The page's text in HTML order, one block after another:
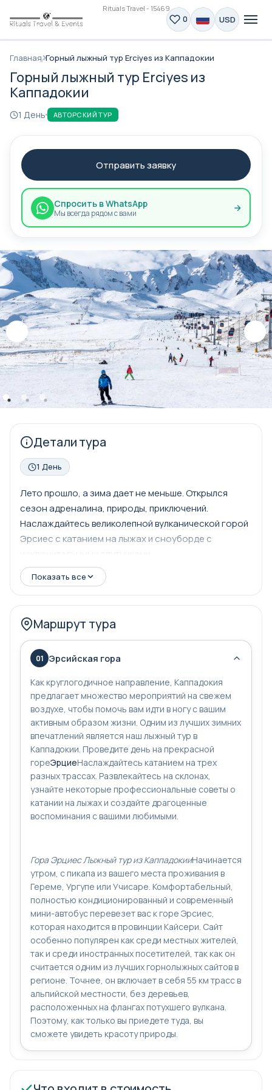
Rituals Travel - 15469
0 USD
Главная Горный лыжный тур Erciyes из Каппадокии
Горный лыжный тур Erciyes из
Каппадокии
1 День АВТОРСКИЙ ТУР
Детали тура
1 День
Лето прошло, а зима дает не меньше. Открылся
сезон адреналина, природы, приключений.
Наслаждайтесь великолепной вулканической горой
Эрсиес с катанием на лыжах и сноуборде с
воздухом.
Мы пообедаем с великолепным видом на горы.
Показать все
Маршрут тура
01 Эрсийская гора
Как круглогодичное направление, Каппадокия
предлагает множество мероприятий на свежем
воздухе, чтобы помочь вам идти в ногу с вашим
активным образом жизни. Одним из лучших зимних
впечатлений является наш лыжный тур в
Каппадокии. Проведите день на прекрасной
гореЭрциеНаслаждайтесь катанием на трех
разных трассах. Развлекайтесь на склонах,
узнайте некоторые профессиональные советы о
катании на лыжах и создайте драгоценные
воспоминания с вашими любимыми.
Гора Эрциес Лыжный тур из КаппадокииНачинается
утром, с пикапа из вашего места проживания в
Гереме, Ургупе или Учисаре. Комфортабельный,
полностью кондиционированный и современный
мини-автобус перевезет вас к горе Эрсиес,
которая находится в провинции Кайсери. Сайт
особенно популярен как среди местных жителей,
так и среди иностранных посетителей, так как он
считается одним из лучших горнолыжных сайтов в
регионе. Точнее, он включает в себя 55 км трасс в
альпийской местности, без деревьев,
расположенных на флангах потухшего вулкана.
Поэтому, как только вы приедете туда, вы
сможете увидеть красоту природы.
Отправить заявку
Спросить в WhatsApp
Мы всегда рядом с вами